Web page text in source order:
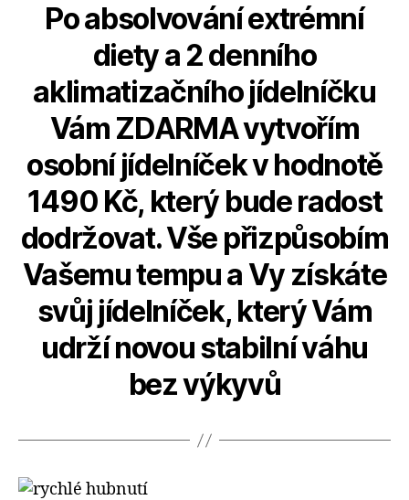
Po absolvování extrémní
diety a 2 denního
aklimatizačního jídelníčku
Vám ZDARMA vytvořím
osobní jídelníček v hodnotě
1490 Kč, který bude radost
dodržovat. Vše přizpůsobím
Vašemu tempu a Vy získáte
svůj jídelníček, který Vám
udrží novou stabilní váhu
bez výkyvů